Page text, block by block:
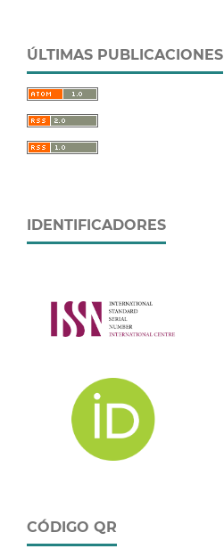
ÚLTIMAS PUBLICACIONES
IDENTIFICADORES
CÓDIGO QR